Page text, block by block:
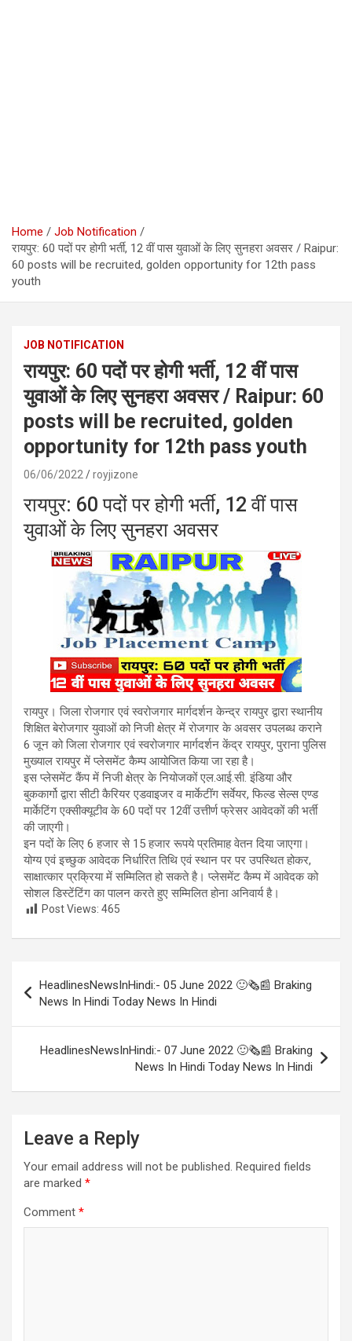
Home
Job Notification
रायपुर: 60 पदों पर होगी भर्ती, 12 वीं पास युवाओं के लिए सुनहरा अवसर / Raipur:
60 posts will be recruited, golden opportunity for 12th pass
youth
JOB NOTIFICATION
रायपुर: 60 पदों पर होगी भर्ती, 12 वीं पास
युवाओं के लिए सुनहरा अवसर / Raipur: 60
posts will be recruited, golden
opportunity for 12th pass youth
06/06/2022 royjizone
रायपुर: 60 पदों पर होगी भर्ती, 12 वीं पास
युवाओं के लिए सुनहरा अवसर
रायपुर। जिला रोजगार एवं स्वरोजगार मार्गदर्शन केन्द्र रायपुर द्वारा स्थानीय
शिक्षित बेरोजगार युवाओं को निजी क्षेत्र में रोजगार के अवसर उपलब्ध कराने
6 जून को जिला रोजगार एवं स्वरोजगार मार्गदर्शन केंद्र रायपुर, पुराना पुलिस
मुख्याल रायपुर में प्लेसमेंट कैम्प आयोजित किया जा रहा है।
इस प्लेसमेंट कैंप में निजी क्षेत्र के नियोजकों एल.आई.सी. इंडिया और
बुककार्गो द्वारा सीटी कैरियर एडवाइजर व मार्केटींग सर्वेयर, फिल्ड सेल्स एण्ड
मार्केटिंग एक्सीक्यूटीव के 60 पदों पर 12वीं उत्तीर्ण फ्रेसर आवेदकों की भर्ती
की जाएगी।
इन पदों के लिए 6 हजार से 15 हजार रूपये प्रतिमाह वेतन दिया जाएगा।
योग्य एवं इच्छुक आवेदक निर्धारित तिथि एवं स्थान पर पर उपस्थित होकर,
साक्षात्कार प्रक्रिया में सम्मिलित हो सकते है। प्लेसमेंट कैम्प में आवेदक को
सोशल डिस्टेंटिंग का पालन करते हुए सम्मिलित होना अनिवार्य है।
Post Views: 465
navigation
HeadlinesNewsInHindi:- 05 June 2022 🙂🗞📰 Braking
News In Hindi Today News In Hindi
HeadlinesNewsInHindi:- 07 June 2022 🙂🗞📰 Braking
News In Hindi Today News In Hindi
Leave a Reply
Your email address will not be published. Required fields
are marked *
Comment *